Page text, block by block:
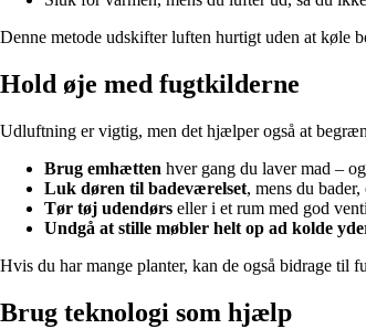
Denne metode udskifter luften hurtigt uden at køle
Hold øje med fugtkilderne
Udluftning er vigtig, men det hjælper også at
Brug emhætten hver gang du laver mad –
Luk døren til badeværelset, mens du
Tør tøj udendørs eller i et rum med god
Undgå at stille møbler helt op ad kolde
Hvis du har mange planter, kan de også bidrage til
Brug teknologi som hjælp